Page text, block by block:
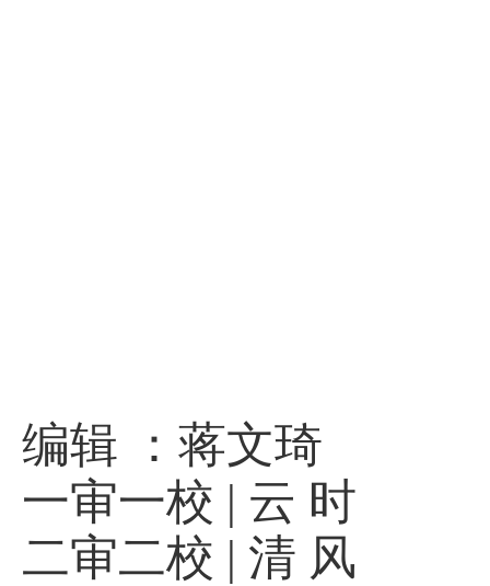
编辑 ：蒋文琦
一审一校 | 云 时
二审二校 | 清 风